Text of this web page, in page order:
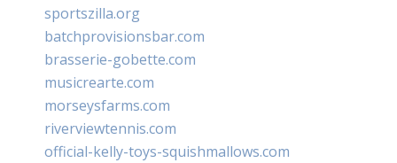
sportszilla.org
batchprovisionsbar.com
brasserie-gobette.com
musicrearte.com
morseysfarms.com
riverviewtennis.com
official-kelly-toys-squishmallows.com